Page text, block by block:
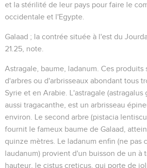
et la stérilité de leur pays pour faire le
occidentale et l'Egypte.
Galaad ; la contrée située à l'est du
21.25 , note.
Astragale, baume, ladanum . Ces
d'arbres ou d'arbrisseaux abondant tous
Syrie et en Arabie. L'astragale (astragalus
aussi tragacanthe, est un arbrisseau
environ. Le second arbre (pistacia
fournit le fameux baume de Galaad,
quinze mètres. Le ladanum enfin (ne pas
laudanum) provient d'un buisson de un à
hauteur, le cistus creticus , qui porte de